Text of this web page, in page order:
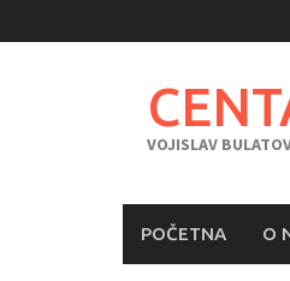
to
VOJISLAV
POČETNA O